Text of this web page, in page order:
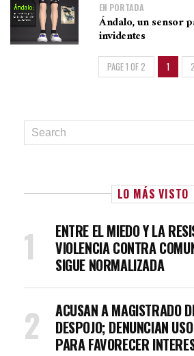
EN PORTADA
Ándalo, un sensor
invidentes
PAGE 1 OF 2 1 2
LO MÁS VISTO
ENTRE EL MIEDO Y LA
VIOLENCIA CONTRA
SIGUE NORMALIZADA
ACUSAN A MAGISTRADO
DESPOJO; DENUNCIAN
PARA FAVORECER